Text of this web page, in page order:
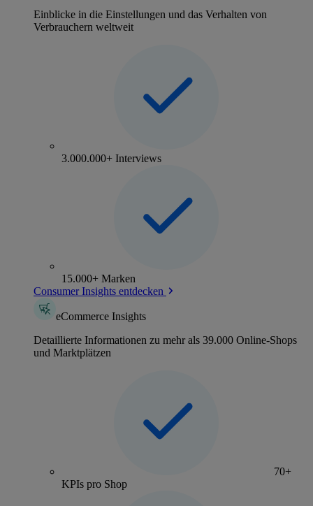
Einblicke in die Einstellungen und das Verhalten von
Verbrauchern weltweit
3.000.000+ Interviews
15.000+ Marken
Consumer Insights entdecken
eCommerce Insights
Detaillierte Informationen zu mehr als 39.000 Online-Shops
und Marktplätzen
70+
KPIs pro Shop